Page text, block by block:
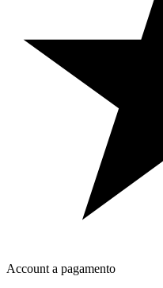
Account a pagamento